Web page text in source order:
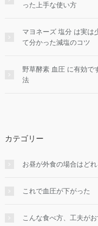
った上手な使い方
マヨネーズ 塩分 は実は
て分かった減塩のコツ
野草酵素 血圧 に有効で
法
カテゴリー
お昼が外食の場合はど
これで血圧が下がった
こんな食べ方、工夫がお